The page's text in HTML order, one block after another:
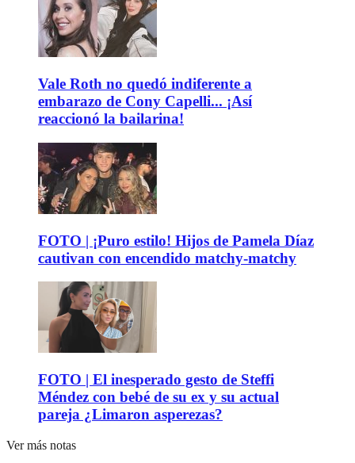
Vale Roth no quedó indiferente a
embarazo de Cony Capelli... ¡Así
reaccionó la bailarina!
FOTO | ¡Puro estilo! Hijos de Pamela Díaz
cautivan con encendido matchy-matchy
FOTO | El inesperado gesto de Steffi
Méndez con bebé de su ex y su actual
pareja ¿Limaron asperezas?
Ver más notas